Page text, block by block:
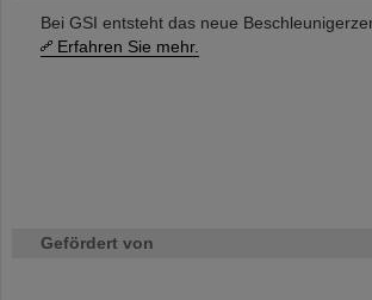
Bei GSI entsteht das neue
Erfahren Sie mehr.
Gefördert von